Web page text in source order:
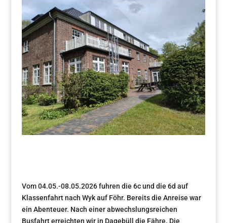
Vom 04.05.-08.05.2026 fuhren die 6c und die 6d auf
Klassenfahrt nach Wyk auf Föhr. Bereits die Anreise war
ein Abenteuer. Nach einer abwechslungsreichen
Busfahrt erreichten wir in Dagebüll die Fähre. Die